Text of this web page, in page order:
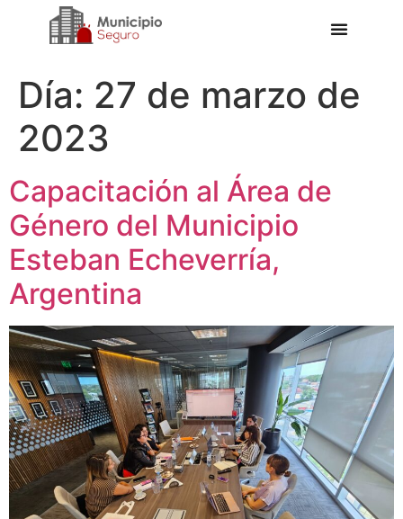
Día: 27 de marzo de
2023
Capacitación al Área de
Género del Municipio
Esteban Echeverría,
Argentina